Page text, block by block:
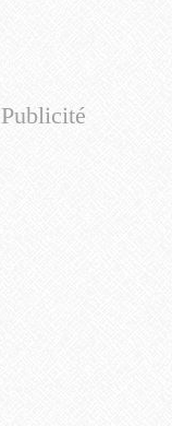
Publicité